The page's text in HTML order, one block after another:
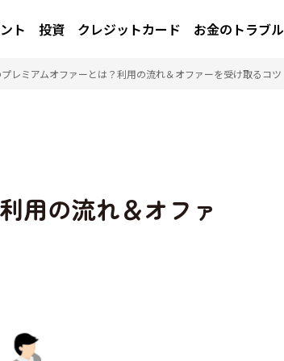
ト 投資 クレジットカード お金のトラブル
レミアムオファーとは？利用の流れ＆オファーを受け取るコツ
用の流れ＆オファ